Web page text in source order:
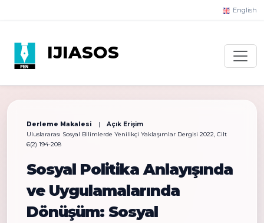
English
IJIASOS
Derleme Makalesi |
Açık Erişim
Uluslararası Sosyal Bilimlerde Yenilikçi Yaklaşımlar Dergisi 2022, Cilt
6(2) 194-208
Sosyal Politika Anlayışında
ve Uygulamalarında
Dönüşüm: Sosyal